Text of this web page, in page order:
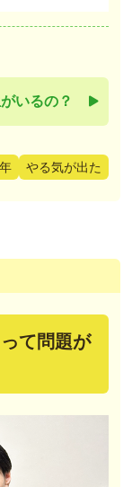
いるの？
やる気が出た
て問題が